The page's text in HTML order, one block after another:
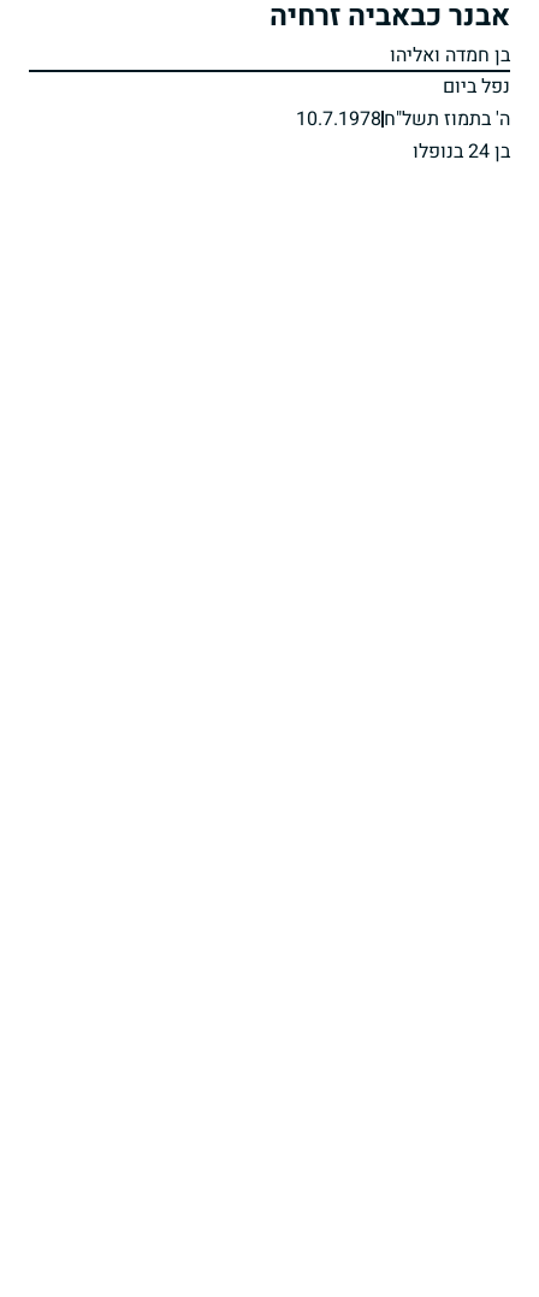
אבנר כבאביה זרחיה
בן חמדה ואליהו
נפל ביום
ה' בתמוז תשל"ח10.7.1978
בן 24 בנופלו